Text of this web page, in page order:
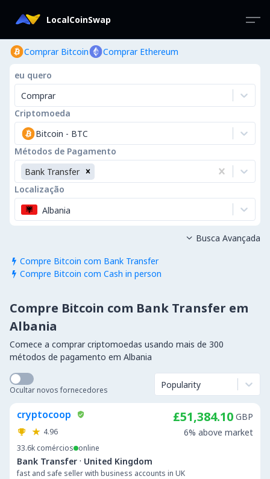
LocalCoinSwap
Comprar Bitcoin Comprar Ethereum
eu quero
Comprar
Criptomoeda
Bitcoin - BTC
Métodos de Pagamento
Bank Transfer
Localização
Albania
 Compre Bitcoin com Bank Transfer
 Compre Bitcoin com Cash in person
 Busca Avançada
Compre Bitcoin com Bank Transfer em
Albania
Comece a comprar criptomoedas usando mais de 300
métodos de pagamento em Albania
Ocultar novos fornecedores Popularity
cryptocoop
4.96
33.6k comércios online
Bank Transfer · United Kingdom
fast and safe seller with business accounts in UK
£51,384.10 GBP
6% above market